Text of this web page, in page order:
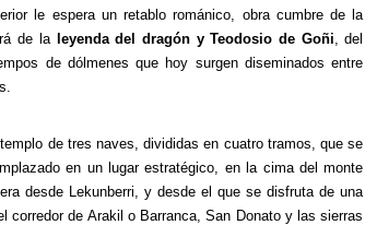
le espera un retablo románico, obra cumbre de la
de la
leyenda del dragón y Teodosio de Goñi, del
de dólmenes que hoy surgen diseminados entre
de tres naves, divididas en cuatro tramos, que se
en un lugar estratégico, en la cima del monte
desde Lekunberri, y desde el que se disfruta de una
corredor de Arakil o Barranca, San Donato y las sierras